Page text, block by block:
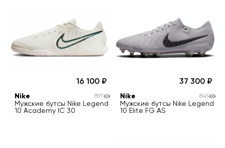
16 100
Nike
Мужские бутсы Nike Legend
10 Academy IC 30
897
37 300
Nike
Мужские бутсы Nike Legend
10 Elite FG AS
845